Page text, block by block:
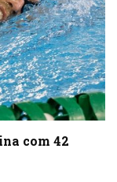
com 42